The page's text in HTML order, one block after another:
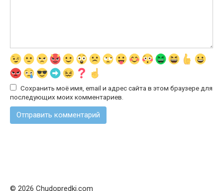
Сохранить моё имя, email и адрес сайта в этом браузере для
последующих моих комментариев.
© 2026 Chudopredki.com